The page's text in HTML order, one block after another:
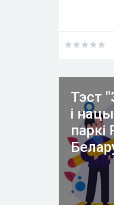
Тэст
і
паркі